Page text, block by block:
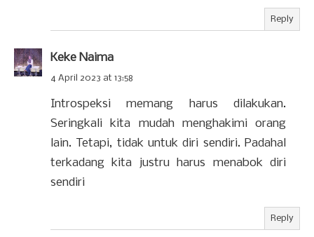
Reply
Keke Naima
4 April 2023 at 13:58
Introspeksi memang harus dilakukan.
Seringkali kita mudah menghakimi orang
lain. Tetapi, tidak untuk diri sendiri. Padahal
terkadang kita justru harus menabok diri
sendiri
Reply